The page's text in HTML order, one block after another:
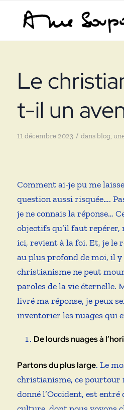
Le
t-il un
11 décembre 2023 / dansblog, une
Comment ai-je pu me
question aussi risquée….
je ne connais la réponse…
objectifs qu’il faut
ici, revient à la foi. Et, je le
au plus profond de moi, il
christianisme ne peut
paroles de la vie éternelle.
livré ma réponse, je peux
inventorier les nuages qui
De lourds nuages à
Partons du plus large. Le
christianisme, ce pourtour
donné l’Occident, est entré